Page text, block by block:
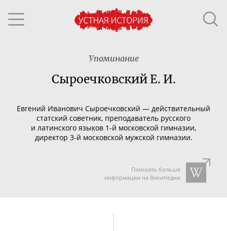
Упоминание
Сыроечковский Е. И.
Евгений Иванович Сыроечковский — действительный
статский советник, преподаватель русского
и латинского языков 1-й московской гимназии,
директор 3-й московской мужской гимназии.
Поискать больше
информации на Википедии